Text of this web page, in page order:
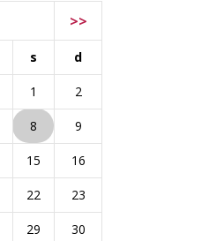
>>
s d
1 2
8 9
15 16
22 23
29 30